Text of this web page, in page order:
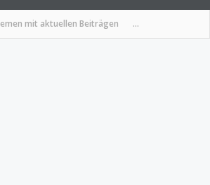
mit aktuellen Beiträgen ...